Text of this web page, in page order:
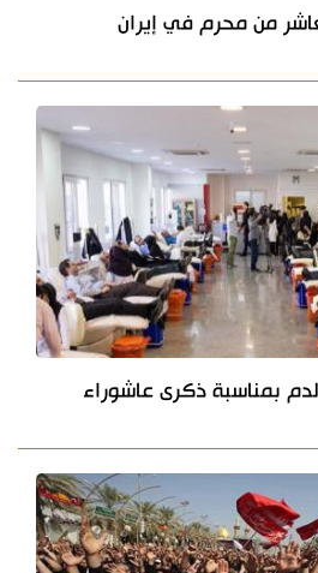
من محرم في إيران
بمناسبة ذكرى عاشوراء